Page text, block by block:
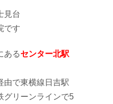
見台
です
あるセンター北駅
由で東横線日吉駅
グリーンラインで5